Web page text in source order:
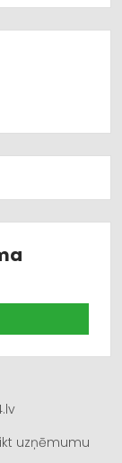
uzņēmumu